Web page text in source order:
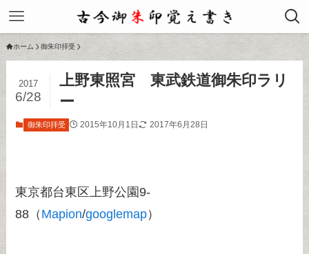
ホーム 御朱印拝受
上野東照宮 東武鉄道御朱印ラリ
ー
2017
6/28
御朱印拝受 2015年10月1日 2017年6月28日
東京都台東区上野公園9-
88（ Mapion/googlemap）